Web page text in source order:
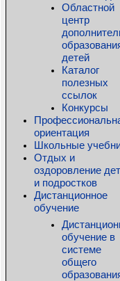
Областной
центр
детей
Каталог
полезных
ссылок
Конкурсы
ориентация
Школьные
Отдых и
оздоровление
и подростков
Дистанционное
обучение
обучение в
системе
общего